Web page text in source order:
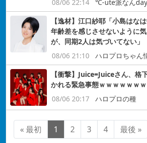
08/06 22:14
℃-ute派なんday
【逸材】江口紗耶「小島はな
年齢差を感じさせないように
が、同期2人は気づいてない」
08/06 21:10
ハロプロちゃん
【衝撃】Juice=Juiceさん、格
かれる緊急事態ｗｗｗｗｗｗ
08/06 20:17
ハロプロの種
« 最初 1 2 3 4 最後 »